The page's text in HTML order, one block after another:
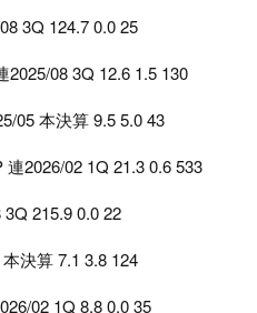
3Q 124.7 0.0 25
08 3Q 12.6 1.5 130
05 本決算 9.5 5.0 43
2026/02 1Q 21.3 0.6 533
215.9 0.0 22
決算 7.1 3.8 124
02 1Q 8.8 0.0 35